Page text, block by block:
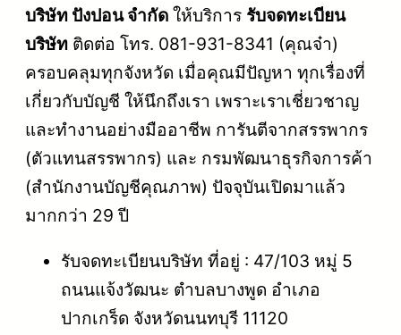
บริษัท ปังปอน จำกัด ให้บริการ รับจดทะเบียน
บริษัท ติดต่อ โทร. 081-931-8341 (คุณจ๋า)
ครอบคลุมทุกจังหวัด เมื่อคุณมีปัญหา ทุกเรื่องที่
เกี่ยวกับบัญชี ให้นึกถึงเรา เพราะเราเชี่ยวชาญ
และทำงานอย่างมืออาชีพ การันตีจากสรรพากร
(ตัวแทนสรรพากร) และ กรมพัฒนาธุรกิจการค้า
(สำนักงานบัญชีคุณภาพ) ปัจจุบันเปิดมาแล้ว
มากกว่า 29 ปี
รับจดทะเบียนบริษัท ที่อยู่ : 47/103 หมู่ 5
ถนนแจ้งวัฒนะ ตำบลบางพูด อำเภอ
ปากเกร็ด จังหวัดนนทบุรี 11120